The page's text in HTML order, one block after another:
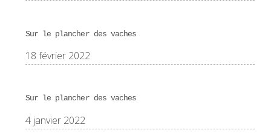
Sur le plancher des vaches
18 février 2022
Sur le plancher des vaches
4 janvier 2022